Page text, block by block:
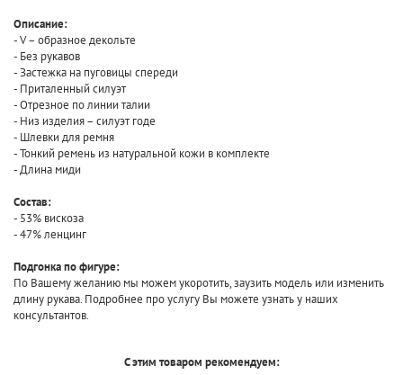
Описание:
- V – образное декольте
- Без рукавов
- Застежка на пуговицы спереди
- Приталенный силуэт
- Отрезное по линии талии
- Низ изделия – силуэт годе
- Шлевки для ремня
- Тонкий ремень из натуральной кожи в комплекте
- Длина миди
Состав:
- 53% вискоза
- 47% ленцинг
Подгонка по фигуре:
По Вашему желанию мы можем укоротить, заузить модель или изменить
длину рукава. Подробнее про услугу Вы можете узнать у наших
консультантов.
С этим товаром рекомендуем: